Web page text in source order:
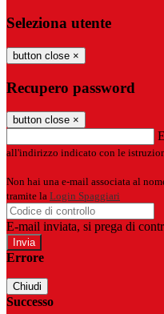
Seleziona utente
button close ×
Recupero password
button close ×
all'indirizzo indicato con le
Non hai una e-mail associata al
tramite la Login Spaggiari
E-mail inviata, si prega di
Errore
Chiudi
Successo